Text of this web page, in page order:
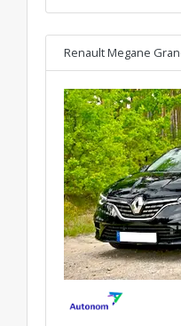
Renault Megane